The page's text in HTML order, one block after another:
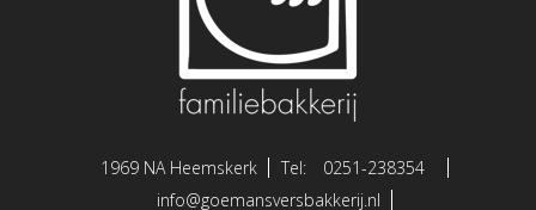
1969 NA Heemskerk Tel:
0251-238354
info@goemansversbakkerij.nl